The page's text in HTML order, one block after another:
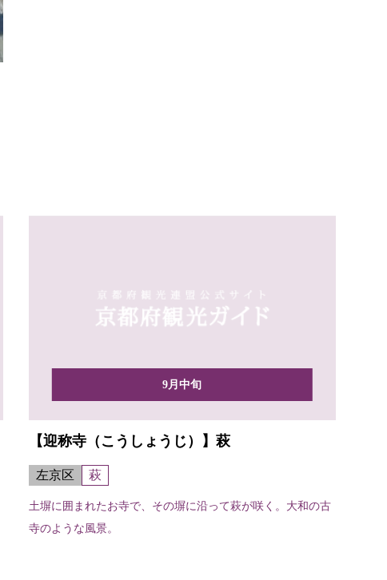
9月中旬
【迎称寺（こうしょうじ）】萩
左京区 萩
土塀に囲まれたお寺で、その塀に沿って萩が咲く。大和の古
寺のような風景。